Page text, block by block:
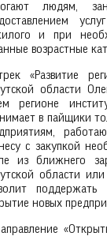
людям,
и при
возрастные
«Развитие
области
регионе
в пайщики
с закупкой
из ближнего
области
поддержать
новых